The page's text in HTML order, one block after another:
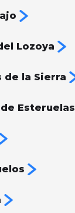
Lozoya
de la Sierra
Esteruelas